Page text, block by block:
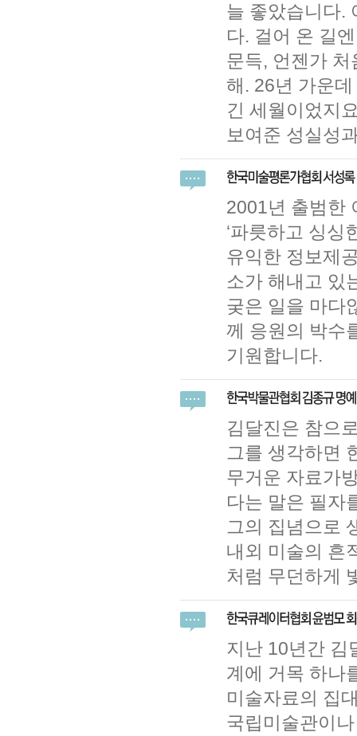
늘 좋았습니다.
다. 걸어 온 길
문득, 언젠가
해. 26년 가운
긴 세월이었지
보여준 성실성
2001년 출범한
‘파릇하고 싱싱
유익한 정보제
소가 해내고 있
궂은 일을 마다
께 응원의 박수
기원합니다.
김달진은 참으
그를 생각하면
무거운 자료가
다는 말은 필자
그의 집념으로
내외 미술의 흔
처럼 무던하게
지난 10년간 김
계에 거목 하나
미술자료의 집
국립미술관이